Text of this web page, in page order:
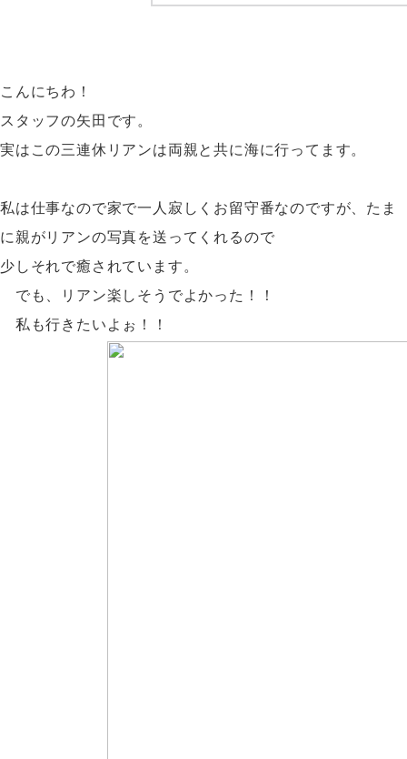
こんにちわ！
スタッフの矢田です。
実はこの三連休リアンは両親と共に海に行ってます。
私は仕事なので家で一人寂しくお留守番なのですが、たま
に親がリアンの写真を送ってくれるので
少しそれで癒されています。
でも、リアン楽しそうでよかった！！
私も行きたいよぉ！！